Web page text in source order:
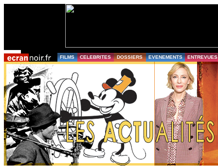
FILMS CELEBRITES DOSSIERS EVENEMENTS ENTREVUES